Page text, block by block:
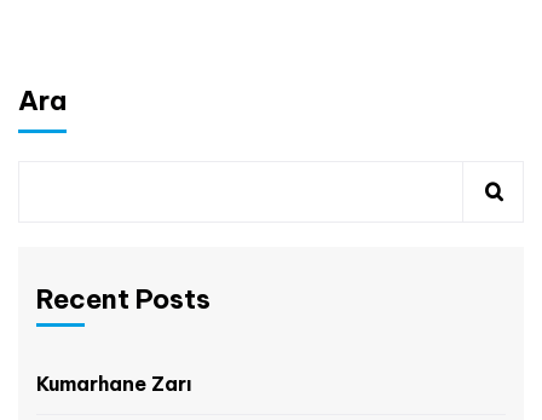
Ara
Recent Posts
Kumarhane Zarı